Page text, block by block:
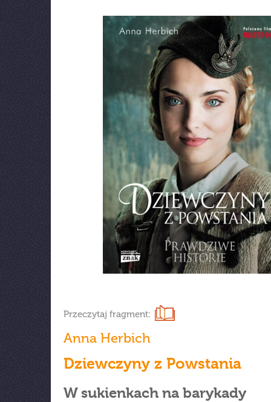
Przeczytaj fragment:
Anna Herbich
Dziewczyny z Powstania
W sukienkach na barykady